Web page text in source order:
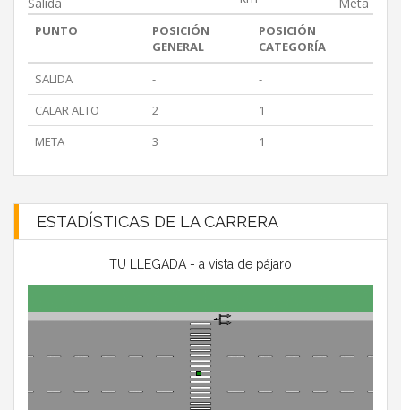
Salida Meta
PUNTO
POSICIÓN
GENERAL
POSICIÓN
CATEGORÍA
SALIDA
-
-
CALAR ALTO
2
1
META
3 1
ESTADÍSTICAS DE LA CARRERA
TU LLEGADA - a vista de pájaro